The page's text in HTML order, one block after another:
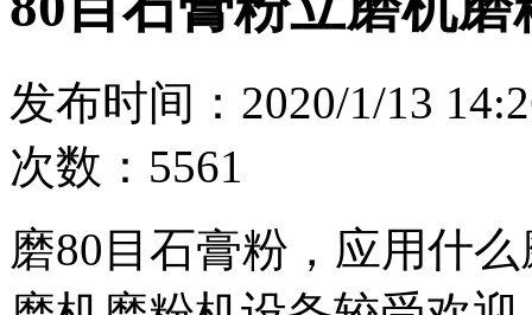
发布时间：2020/1/13
次数：5561
磨80目石膏粉，应用什